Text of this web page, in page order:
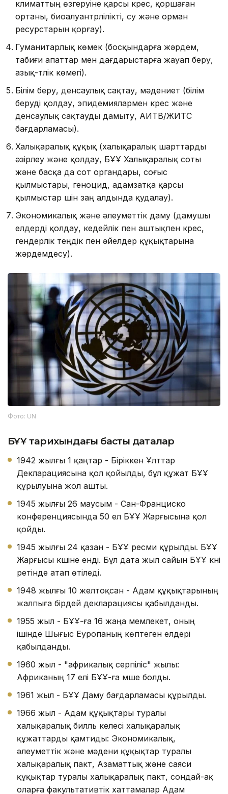
климаттың өзгеруіне қарсы күрес, қоршаған
ортаны, биоалуантүрлілікті, су және орман
ресурстарын қорғау).
Гуманитарлық көмек (босқындарға жәрдем,
табиғи апаттар мен дағдарыстарға жауап беру,
азық-түлік көмегі).
Білім беру, денсаулық сақтау, мәдениет (білім
беруді қолдау, эпидемиялармен күрес және
денсаулық сақтауды дамыту, АИТВ/ЖИТС
бағдарламасы).
Халықаралық құқық (халықаралық шарттарды
әзірлеу және қолдау, БҰҰ Халықаралық соты
және басқа да сот органдары, соғыс
қылмыстары, геноцид, адамзатқа қарсы
қылмыстар үшін заң алдында қудалау).
Экономикалық және әлеуметтік даму (дамушы
елдерді қолдау, кедейлік пен аштықпен күрес,
гендерлік теңдік пен әйелдер құқықтарына
жәрдемдесу).
Фото: UN
БҰҰ тарихындағы басты даталар
1942 жылғы 1 қаңтар - Біріккен Ұлттар
Декларациясына қол қойылды, бұл құжат БҰҰ
құрылуына жол ашты.
1945 жылғы 26 маусым - Сан-Франциско
конференциясында 50 ел БҰҰ Жарғысына қол
қойды.
1945 жылғы 24 қазан - БҰҰ ресми құрылды. БҰҰ
Жарғысы күшіне енді. Бұл дата жыл сайын БҰҰ күні
ретінде атап өтіледі.
1948 жылғы 10 желтоқсан - Адам құқықтарының
жалпыға бірдей декларациясы қабылданды.
1955 жыл - БҰҰ-ға 16 жаңа мемлекет, оның
ішінде Шығыс Еуропаның көптеген елдері
қабылданды.
1960 жыл - "африкалық серпіліс" жылы:
Африканың 17 елі БҰҰ-ға мүше болды.
1961 жыл - БҰҰ Даму бағдарламасы құрылды.
1966 жыл - Адам құқықтары туралы
халықаралық билль келесі халықаралық
құжаттарды қамтиды: Экономикалық,
әлеуметтік және мәдени құқықтар туралы
халықаралық пакт, Азаматтық және саяси
құқықтар туралы халықаралық пакт, сондай-ақ
оларға факультативтік хаттамалар Адам